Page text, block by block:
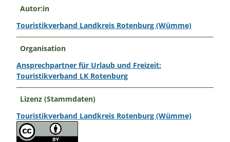
Autor:in
Touristikverband Landkreis Rotenburg (Wümme)
Organisation
Ansprechpartner für Urlaub und Freizeit:
Touristikverband LK Rotenburg
Lizenz (Stammdaten)
Touristikverband Landkreis Rotenburg (Wümme)